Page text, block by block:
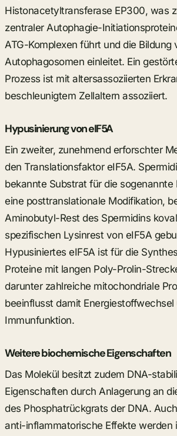
Histonacetyltransferase EP300, was
zentraler Autophagie-
ATG-Komplexen führt und die Bildung
Autophagosomen einleitet. Ein
Prozess ist mit altersassoziierten
beschleunigtem Zellaltern assoziiert.
Hypusinierung von eIF5A
Ein zweiter, zunehmend erforschter
den Translationsfaktor eIF5A.
bekannte Substrat für die sogenannte
eine posttranslationale Modifikation,
Aminobutyl-Rest des Spermidins
spezifischen Lysinrest von eIF5A
Hypusiniertes eIF5A ist für die
Proteine mit langen Poly-Prolin-
darunter zahlreiche mitochondriale
beeinflusst damit Energiestoffwechsel
Immunfunktion.
Weitere biochemische Eigenschaften
Das Molekül besitzt zudem DNA-
Eigenschaften durch Anlagerung an
des Phosphatrückgrats der DNA.
anti-inflammatorische Effekte werden